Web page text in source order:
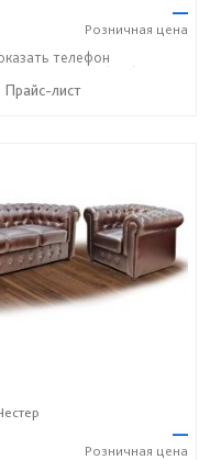
—
Розничная цена
73-94 ☎+7 (918) 316-91-77
телефон
Прайс-лист
—
Розничная цена